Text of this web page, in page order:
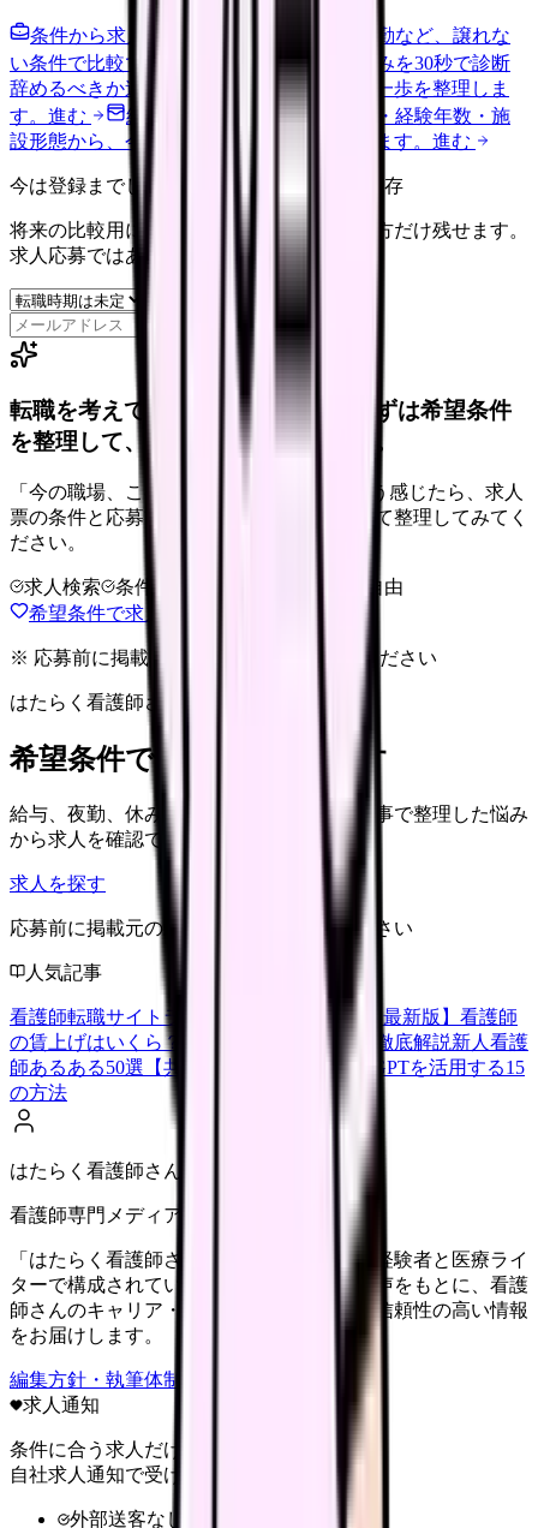
条件から求人を見る
夜勤回数・残業・通勤など、譲れな
い条件で比較できます。
職場の悩みを30秒で診断
辞めるべきか迷う前に、悩みの種類と次の一歩を整理しま
す。 進む 給料コンパスで比較する
地域・経験年数・施
設形態から、今の給料の現在地を確認できます。 進む
今は登録までしない人向け: 希望条件だけ保存
将来の比較用に、転職時期と気になる働き方だけ残せます。
求人応募ではありません。
転職を考えている看護師さんへ。まずは希望条件
を整理して、求人を見比べられます。
「今の職場、このままでいいのかな...」そう感じたら、求人
票の条件と応募前に確認したい不安を分けて整理してみてく
ださい。
求人検索 条件整理
退会自由
希望条件で求人を探す
※ 応募前に掲載元の最新情報を確認してください
はたらく看護師さん 求人
希望条件で看護師求人を探す
給与、夜勤、休み、ブランクなど、この記事で整理した悩み
から求人を確認できます。
求人を探す
応募前に掲載元の最新情報を確認してください
人気記事
看護師転職サイトランキングTOP5【2026年最新版】 看護師
の賃上げはいくら？2026年度の最新情報を徹底解説新人看護
師あるある50選【共感必至】
看護師がChatGPTを活用する15
の方法
はたらく看護師さん編集部
看護師専門メディア
「はたらく看護師さん」編集部は、看護師経験者と医療ライ
ターで構成されています。現場のリアルな声をもとに、看護
師さんのキャリア・転職・働き方に関する信頼性の高い情報
をお届けします。
編集方針・執筆体制・監修体制を見る
求人通知
条件に合う求人だけ
自社求人通知で受け取る
外部送客なし